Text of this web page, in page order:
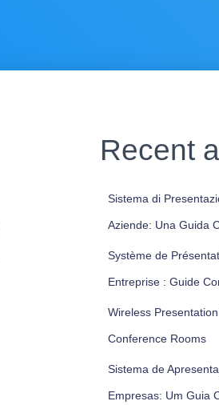
Recent
Sistema di
Aziende: Una Guida
Système de
Entreprise : Guide
Wireless
Conference Rooms
Sistema de
Empresas: Um Guia